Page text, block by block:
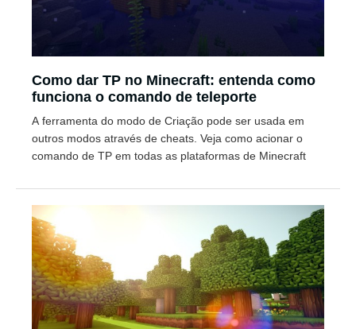
Como dar TP no Minecraft: entenda como
funciona o comando de teleporte
A ferramenta do modo de Criação pode ser usada em
outros modos através de cheats. Veja como acionar o
comando de TP em todas as plataformas de Minecraft